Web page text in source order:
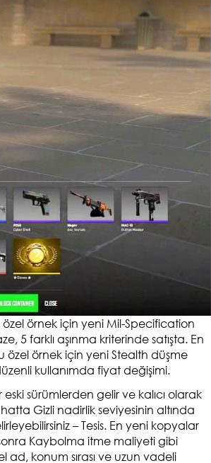
özel örnek için yeni Mil-Specification
5 farklı aşınma kriterinde satışta. En
özel örnek için yeni Stealth düşme
kullanımda fiyat değişimi.
eski sürümlerden gelir ve kalıcı olarak
hatta Gizli nadirlik seviyesinin altında
– Tesis. En yeni kopyalar
Kaybolma itme maliyeti gibi
ad, konum sırası ve uzun vadeli